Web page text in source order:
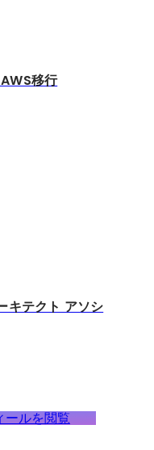
移行
キテクト アソシ
ールを閲覧